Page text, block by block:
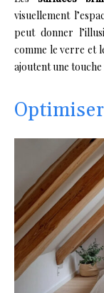
visuellement
peut donner
comme le verre et
ajoutent une